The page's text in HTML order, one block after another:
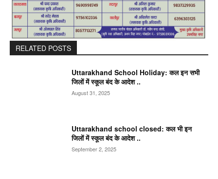
RELATED POSTS
Uttarakhand School Holiday: कल इन सभी
जिलों में स्कूल बंद के आदेश ..
August 31, 2025
Uttarakhand school closed: कल भी इन
जिलों में स्कूल बंद के आदेश ..
September 2, 2025